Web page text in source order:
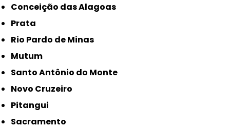
Conceição das Alagoas
Prata
Rio Pardo de Minas
Mutum
Santo Antônio do Monte
Novo Cruzeiro
Pitangui
Sacramento